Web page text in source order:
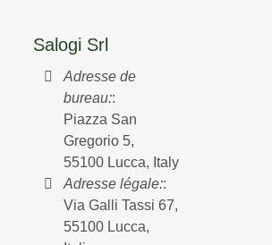
Salogi Srl
Adresse de
bureau::
Piazza San
Gregorio 5,
55100 Lucca, Italy
Adresse légale::
Via Galli Tassi 67,
55100 Lucca,